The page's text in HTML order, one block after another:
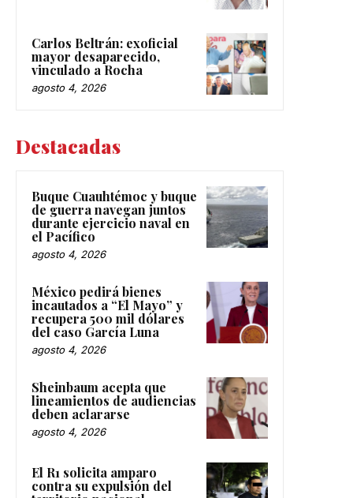
Carlos Beltrán: exoficial
mayor desaparecido,
vinculado a Rocha
agosto 4, 2026
Destacadas
Buque Cuauhtémoc y buque
de guerra navegan juntos
durante ejercicio naval en
el Pacífico
agosto 4, 2026
México pedirá bienes
incautados a “El Mayo” y
recupera 500 mil dólares
del caso García Luna
agosto 4, 2026
Sheinbaum acepta que
lineamientos de audiencias
deben aclararse
agosto 4, 2026
El R1 solicita amparo
contra su expulsión del